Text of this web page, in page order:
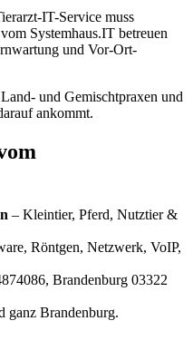
IT-Service muss
Systemhaus.IT betreuen
und Vor-Ort-
und Gemischtpraxen und
ankommt.
– Kleintier, Pferd, Nutztier &
Röntgen, Netzwerk, VoIP,
Brandenburg 03322
ganz Brandenburg.